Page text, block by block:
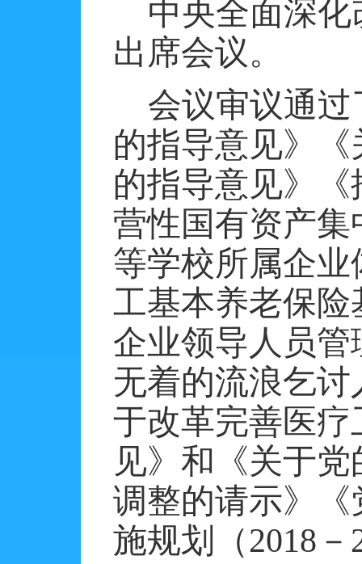
中央全面深
出席会议。
会议审议通
的指导意见》
的指导意见》
营性国有资产
等学校所属企
工基本养老保
企业领导人员
无着的流浪乞
于改革完善医
见》和《关于
调整的请示》
施规划（2018 －